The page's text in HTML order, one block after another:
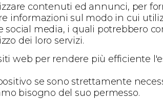
contenuti ed annunci, per
informazioni sul modo in cui
media, i quali potrebbero
dei loro servizi.
web per rendere più efficiente
se sono strettamente
bisogno del suo permesso.